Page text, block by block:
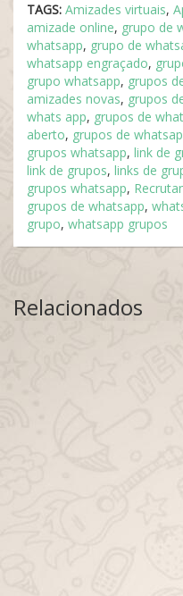
TAGS: Amizades virtuais,
amizade online, grupo de
whatsapp, grupo de
whatsapp engraçado,
grupo whatsapp, grupos
amizades novas, grupos
whats app, grupos de
aberto, grupos de
grupos whatsapp, link de
link de grupos, links de
grupos whatsapp,
grupos de whatsapp,
grupo, whatsapp grupos
Relacionados